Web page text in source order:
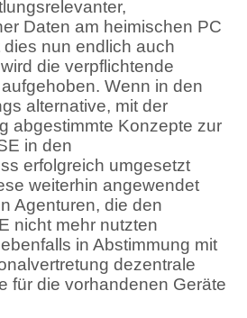
Daten am heimischen PC
nun endlich auch
die verpflichtende
Wenn in den
alternative, mit der
abgestimmte Konzepte zur
in den
erfolgreich umgesetzt
weiterhin angewendet
Agenturen, die den
nicht mehr nutzten
in Abstimmung mit
dezentrale
für die vorhandenen Geräte